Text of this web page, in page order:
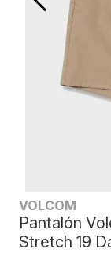
VOLCOM
Pantalón
Stretch 19